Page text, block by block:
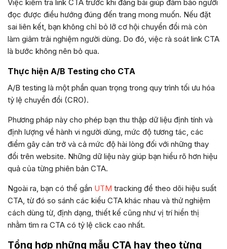
Việc kiểm tra link CTA trước khi đăng bài giúp đảm bảo người
đọc được điều hướng đúng đến trang mong muốn. Nếu đặt
sai liên kết, bạn không chỉ bỏ lỡ cơ hội chuyển đổi mà còn
làm giảm trải nghiệm người dùng. Do đó, việc rà soát link CTA
là bước không nên bỏ qua.
Thực hiện A/B Testing cho CTA
A/B testing là một phần quan trọng trong quy trình tối ưu hóa
tỷ lệ chuyển đổi (CRO).
Phương pháp này cho phép bạn thu thập dữ liệu định tính và
định lượng về hành vi người dùng, mức độ tương tác, các
điểm gây cản trở và cả mức độ hài lòng đối với những thay
đổi trên website. Những dữ liệu này giúp bạn hiểu rõ hơn hiệu
quả của từng phiên bản CTA.
Ngoài ra, bạn có thể gắn UTM tracking để theo dõi hiệu suất
CTA, từ đó so sánh các kiểu CTA khác nhau và thử nghiệm
cách dùng từ, định dạng, thiết kế cũng như vị trí hiển thị
nhằm tìm ra CTA có tỷ lệ click cao nhất.
Tổng hợp những mẫu CTA hay theo từng